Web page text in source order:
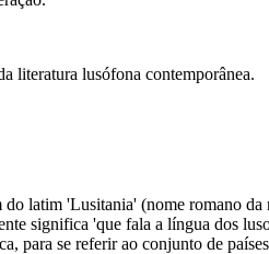
literatura lusófona contemporânea.
latim 'Lusitania' (nome romano
significa 'que fala a língua dos
para se referir ao conjunto de